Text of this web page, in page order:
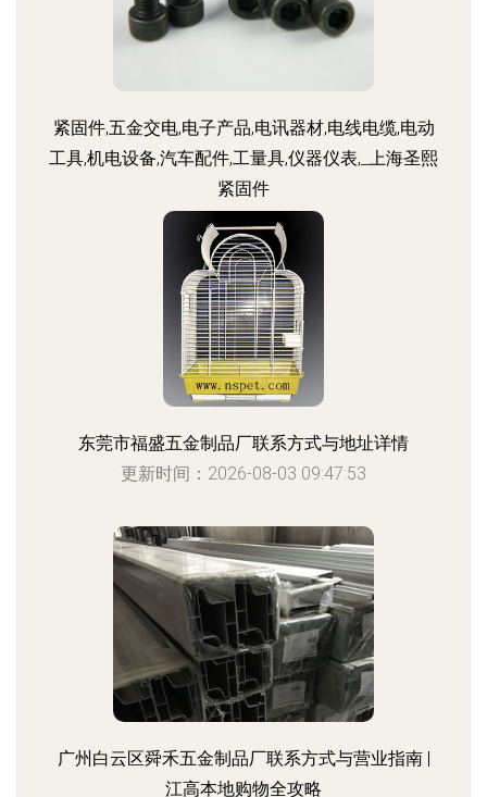
紧固件,五金交电,电子产品,电讯器材,电线电缆,电动
工具,机电设备,汽车配件,工量具,仪器仪表,_上海圣熙
紧固件
更新时间：2026-08-03 13:31:34
东莞市福盛五金制品厂联系方式与地址详情
更新时间：2026-08-03 09:47:53
广州白云区舜禾五金制品厂联系方式与营业指南 |
江高本地购物全攻略